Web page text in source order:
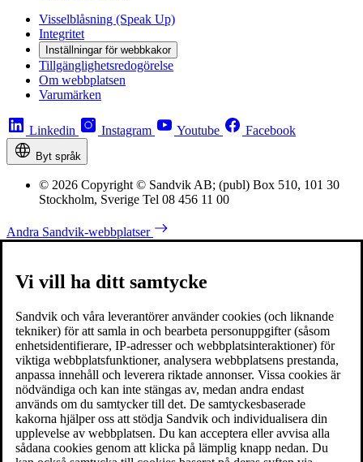
Visselblåsning (Speak Up)
Integritet
Inställningar för webbkakor
Tillgänglighetsredogörelse
Om webbplatsen
Varumärken
Linkedin Instagram Youtube Facebook
Byt språk
© 2026 Copyright © Sandvik AB; (publ) Box 510, 101 30
Stockholm, Sverige Tel 08 456 11 00
Andra Sandvik-webbplatser
Vi vill ha ditt samtycke
Sandvik och våra leverantörer använder cookies (och liknande
tekniker) för att samla in och bearbeta personuppgifter (såsom
enhetsidentifierare, IP-adresser och webbplatsinteraktioner) för
viktiga webbplatsfunktioner, analysera webbplatsens prestanda,
anpassa innehåll och leverera riktade annonser. Vissa cookies är
nödvändiga och kan inte stängas av, medan andra endast
används om du samtycker till det. De samtyckesbaserade
kakorna hjälper oss att stödja Sandvik och individualisera din
upplevelse av webbplatsen. Du kan acceptera eller avvisa alla
sådana cookies genom att klicka på lämplig knapp nedan. Du